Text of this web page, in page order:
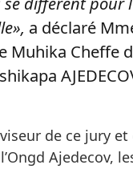
a déclaré
Muhika Cheffe
de ce jury
Ajedecov,